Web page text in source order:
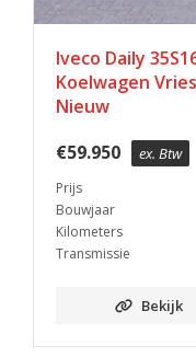
Iveco Daily
Koelwagen
Nieuw
€59.950 ex. Btw
Prijs
Bouwjaar
Kilometers
Transmissie
Bekijk